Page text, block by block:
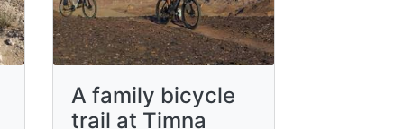
A family bicycle
trail at Timna